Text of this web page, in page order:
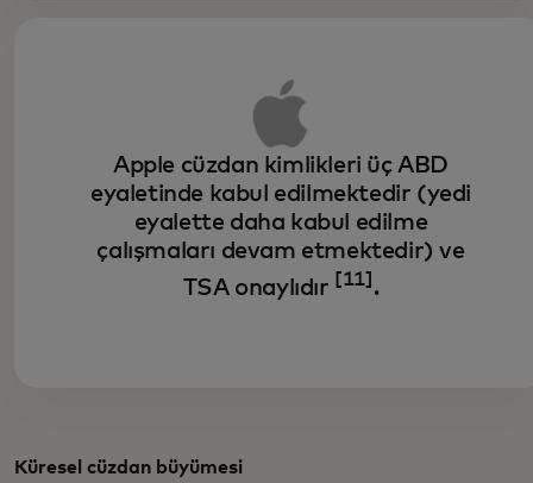
Apple cüzdan kimlikleri üç ABD
eyaletinde kabul edilmektedir (yedi
eyalette daha kabul edilme
çalışmaları devam etmektedir) ve
TSA onaylıdır [11] .
Küresel cüzdan büyümesi